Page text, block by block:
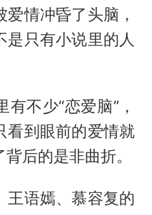
情冲昏了头脑，
是只有小说里的人
不少“恋爱脑”，
看到眼前的爱情就
后的是非曲折。
王语嫣、慕容复的